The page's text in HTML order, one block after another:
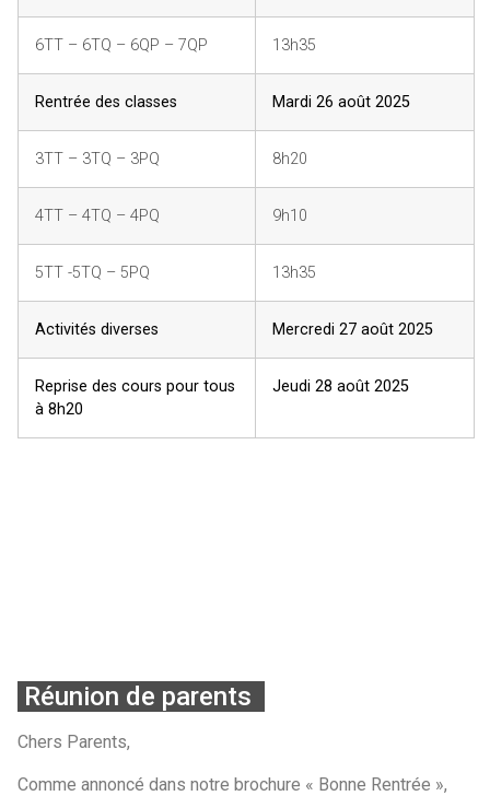
6TT – 6TQ – 6QP – 7QP 13h35
Rentrée des classes Mardi 26 août 2025
3TT – 3TQ – 3PQ 8h20
4TT – 4TQ – 4PQ 9h10
5TT -5TQ – 5PQ 13h35
Activités diverses Mercredi 27 août 2025
Reprise des cours pour tous
à 8h20
Jeudi 28 août 2025
Réunion de parents
Chers Parents,
Comme annoncé dans notre brochure « Bonne Rentrée »,